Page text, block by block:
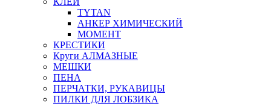
TYTAN
АНКЕР ХИМИЧЕСКИЙ
МОМЕНТ
КРЕСТИКИ
Круги АЛМАЗНЫЕ
МЕШКИ
ПЕНА
ПЕРЧАТКИ, РУКАВИЦЫ
ПИЛКИ ДЛЯ ЛОБЗИКА